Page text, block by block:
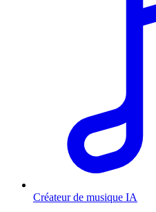
Créateur de musique IA